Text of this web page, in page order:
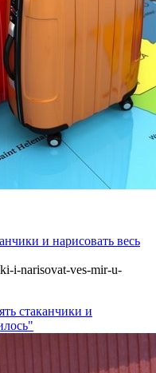
и нарисовать весь
i-narisovat-ves-mir-u-
стаканчики и